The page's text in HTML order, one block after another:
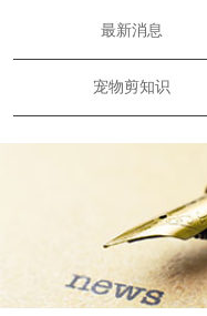
最新消息
宠物剪知识